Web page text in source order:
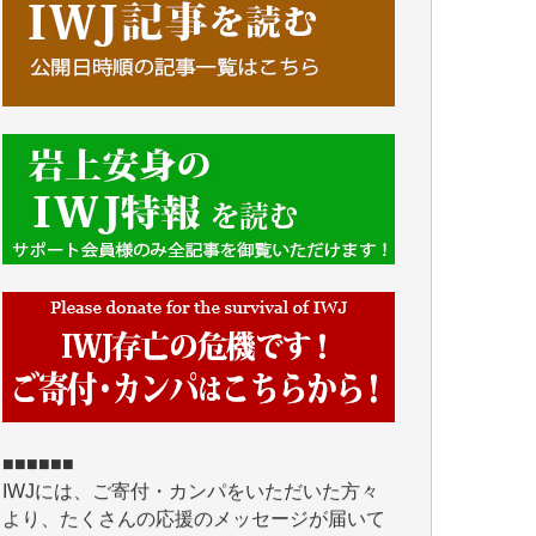
■■■■■■
より、たくさんの応援のメッセージが届いて
います。感謝を込めて、その一部をここにご
紹介いたします。